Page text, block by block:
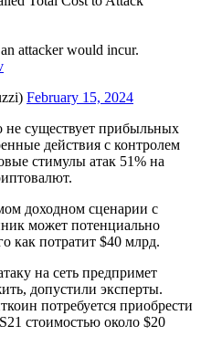
attacker would incur.
February 15, 2024
существует прибыльных
действия с контролем
стимулы атак 51% на
доходном сценарии с
может потенциально
как потратит $40 млрд.
на сеть предпримет
допустили эксперты.
потребуется приобрести
стоимостью около $20